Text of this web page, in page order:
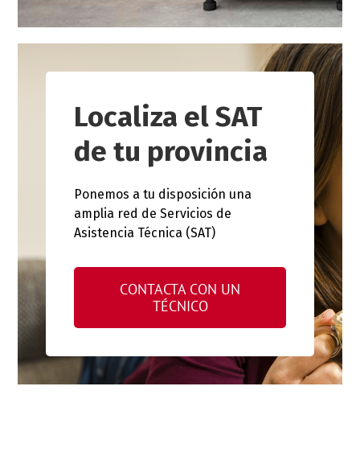
Localiza el SAT
de tu provincia
Ponemos a tu disposición una
amplia red de Servicios de
Asistencia Técnica (SAT)
CONTACTA CON UN
TÉCNICO